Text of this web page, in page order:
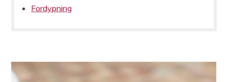
Fordypning